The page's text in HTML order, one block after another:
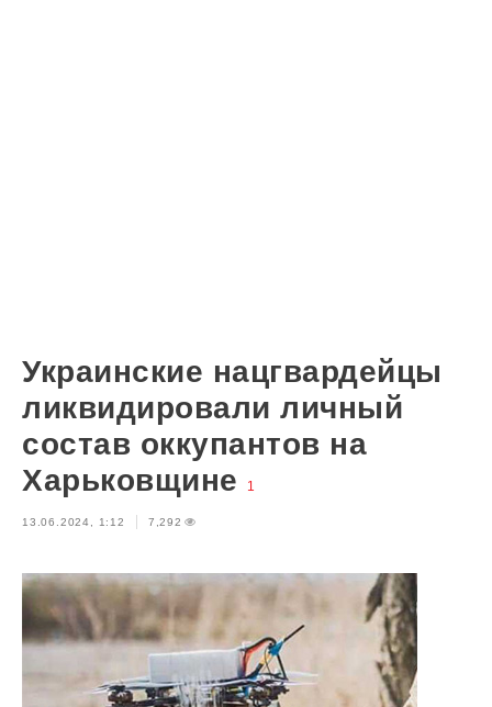
Украинские нацгвардейцы
ликвидировали личный
состав оккупантов на
Харьковщине
1
13.06.2024, 1:12 7,292